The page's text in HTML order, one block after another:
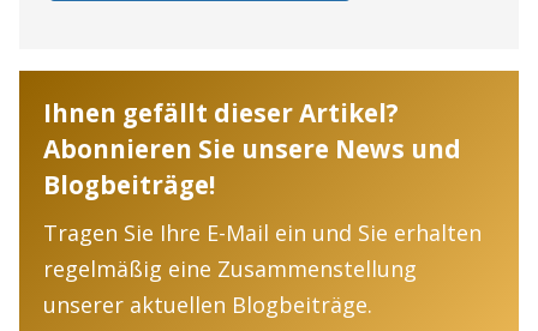
Ihnen gefällt dieser Artikel?
Abonnieren Sie unsere News und
Blogbeiträge!
Tragen Sie Ihre E-Mail ein und Sie erhalten
regelmäßig eine Zusammenstellung
unserer aktuellen Blogbeiträge.